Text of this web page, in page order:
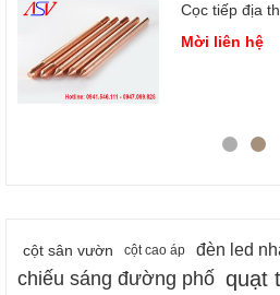
Cọc tiếp địa
Mời liên hệ
cột sân vườn cột cao áp đèn led
chiếu sáng đường phố quạt